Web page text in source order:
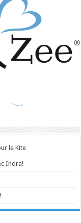
le Kite
Indra!